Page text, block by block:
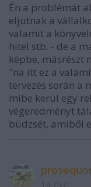
Én a problémát
eljutnak a
valamit a
hitel stb. - de a
képbe, másrészt
"na itt ez a
tervezés során a
mibe kerül egy
végeredményt
büdzsét, amiből